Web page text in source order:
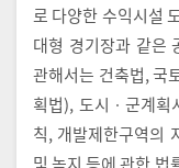
로 다양한 수익시설
대형 경기장과 같은
관해서는 건축법, 국
획법), 도시ㆍ군계
칙, 개발제한구역의